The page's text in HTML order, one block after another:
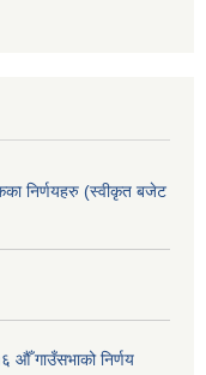
निर्णयहरु (स्वीकृत बजेट
औँ गाउँसभाको निर्णय